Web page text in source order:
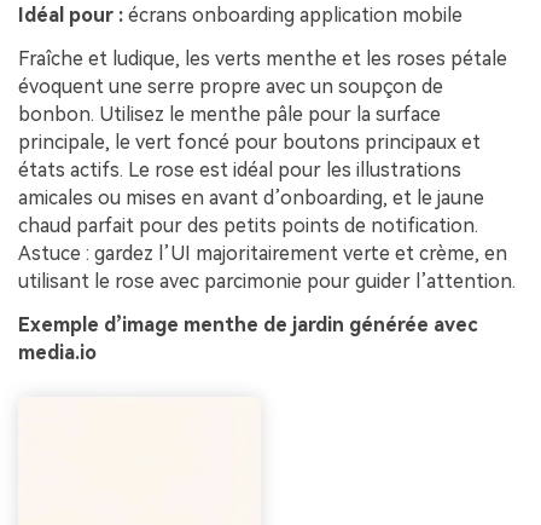
Idéal pour : écrans onboarding application mobile
Fraîche et ludique, les verts menthe et les roses pétale
évoquent une serre propre avec un soupçon de
bonbon. Utilisez le menthe pâle pour la surface
principale, le vert foncé pour boutons principaux et
états actifs. Le rose est idéal pour les illustrations
amicales ou mises en avant d’onboarding, et le jaune
chaud parfait pour des petits points de notification.
Astuce : gardez l’UI majoritairement verte et crème, en
utilisant le rose avec parcimonie pour guider l’attention.
Exemple d’image menthe de jardin générée avec
media.io